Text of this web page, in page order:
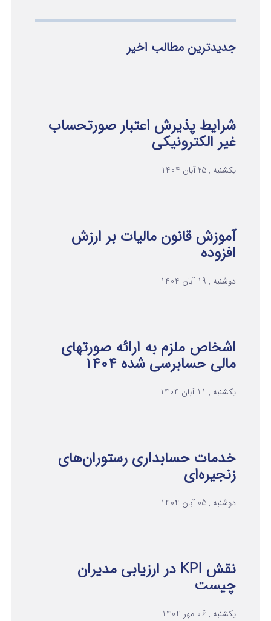
جدیدترین مطالب اخیر
شرایط پذیرش اعتبار صورتحساب
غیر الکترونیکی
یکشنبه , 25 آبان 1404
آموزش قانون مالیات بر ارزش
افزوده
دوشنبه , 19 آبان 1404
اشخاص ملزم به ارائه صورتهای
مالی حسابرسی شده ۱۴۰۴
یکشنبه , 11 آبان 1404
خدمات حسابداری رستوران‌های
زنجیره‌ای
دوشنبه , 05 آبان 1404
نقش KPI در ارزیابی مدیران
چیست
یکشنبه , 06 مهر 1404